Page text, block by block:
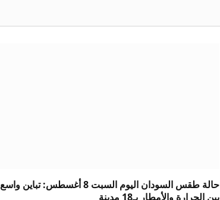
حالة طقس السودان اليوم السبت 8 أغسطس: تباين واسع
بين الحرارة والأمطار بـ18 مدينة